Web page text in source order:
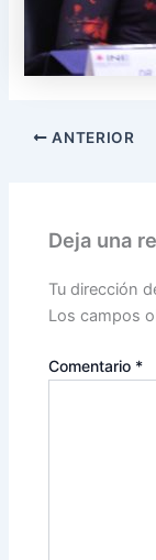
ANTERIOR
Deja una
Tu dirección
Los campos
Comentario *